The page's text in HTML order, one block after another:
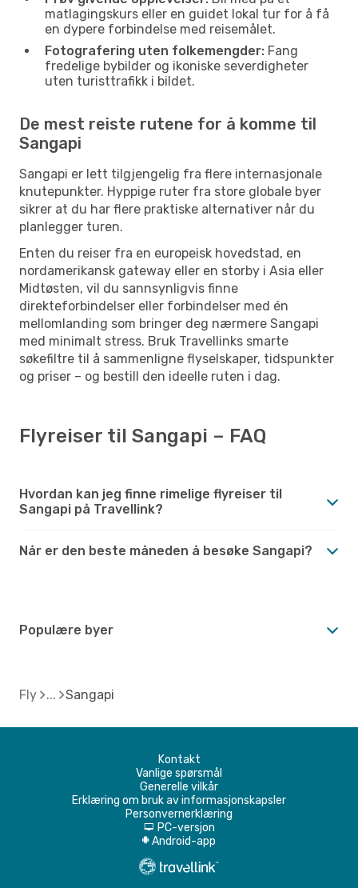
matlagingskurs eller en guidet lokal tur for å få
en dypere forbindelse med reisemålet.
Fotografering uten folkemengder: Fang
fredelige bybilder og ikoniske severdigheter
uten turisttrafikk i bildet.
De mest reiste rutene for å komme til
Sangapi
Sangapi er lett tilgjengelig fra flere internasjonale
knutepunkter. Hyppige ruter fra store globale byer
sikrer at du har flere praktiske alternativer når du
planlegger turen.
Enten du reiser fra en europeisk hovedstad, en
nordamerikansk gateway eller en storby i Asia eller
Midtøsten, vil du sannsynligvis finne
direkteforbindelser eller forbindelser med én
mellomlanding som bringer deg nærmere Sangapi
med minimalt stress. Bruk Travellinks smarte
søkefiltre til å sammenligne flyselskaper, tidspunkter
og priser – og bestill den ideelle ruten i dag.
Flyreiser til Sangapi – FAQ
Hvordan kan jeg finne rimelige flyreiser til
Sangapi på Travellink?
Når er den beste måneden å besøke Sangapi?
Populære byer
Fly Sangapi
Kontakt
Vanlige spørsmål
Generelle vilkår
Erklæring om bruk av informasjonskapsler
Personvernerklæring
d PC-versjon
A Android-app